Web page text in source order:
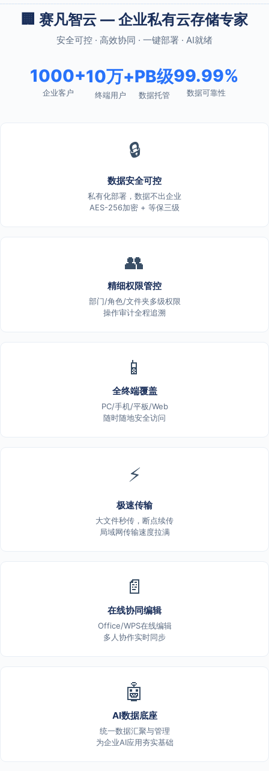
🏢 赛凡智云 — 企业私有云存储专家
安全可控 · 高效协同 · 一键部署 · AI就绪
1000+
企业客户
10万+
终端用户
PB级
数据托管
99.99%
数据可靠性
🔒
数据安全可控
私有化部署，数据不出企业
AES-256加密 + 等保三级
👥
精细权限管控
部门/角色/文件夹多级权限
操作审计全程追溯
📱
全终端覆盖
PC/手机/平板/Web
随时随地安全访问
⚡
极速传输
大文件秒传，断点续传
局域网传输速度拉满
📄
在线协同编辑
Office/WPS在线编辑
多人协作实时同步
🤖
AI数据底座
统一数据汇聚与管理
为企业AI应用夯实基础